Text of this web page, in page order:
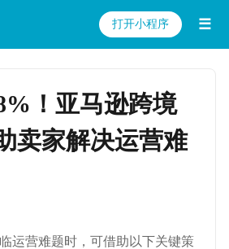
打开小程序 ☰
！亚马逊跨境
卖家解决运营难
运营难题时，可借助以下关键策